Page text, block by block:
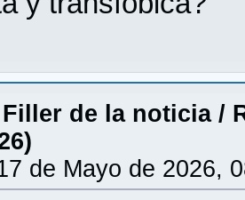
de la noticia/
de Mayo de 2026,